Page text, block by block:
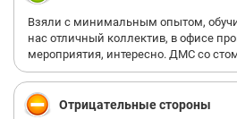
Взяли с минимальным опытом,
нас отличный коллектив, в офисе
мероприятия, интересно. ДМС со
Отрицательные стороны